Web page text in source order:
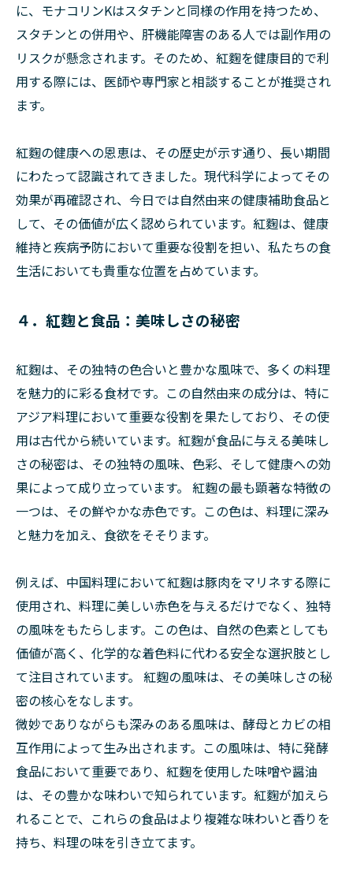
に、モナコリンKはスタチンと同様の作用を持つため、
スタチンとの併用や、肝機能障害のある人では副作用の
リスクが懸念されます。そのため、紅麴を健康目的で利
用する際には、医師や専門家と相談することが推奨され
ます。
紅麴の健康への恩恵は、その歴史が示す通り、長い期間
にわたって認識されてきました。現代科学によってその
効果が再確認され、今日では自然由来の健康補助食品と
して、その価値が広く認められています。紅麴は、健康
維持と疾病予防において重要な役割を担い、私たちの食
生活においても貴重な位置を占めています。
４．紅麴と食品：美味しさの秘密
紅麴は、その独特の色合いと豊かな風味で、多くの料理
を魅力的に彩る食材です。この自然由来の成分は、特に
アジア料理において重要な役割を果たしており、その使
用は古代から続いています。紅麴が食品に与える美味し
さの秘密は、その独特の風味、色彩、そして健康への効
果によって成り立っています。 紅麴の最も顕著な特徴の
一つは、その鮮やかな赤色です。この色は、料理に深み
と魅力を加え、食欲をそそります。
例えば、中国料理において紅麴は豚肉をマリネする際に
使用され、料理に美しい赤色を与えるだけでなく、独特
の風味をもたらします。この色は、自然の色素としても
価値が高く、化学的な着色料に代わる安全な選択肢とし
て注目されています。 紅麴の風味は、その美味しさの秘
密の核心をなします。
微妙でありながらも深みのある風味は、酵母とカビの相
互作用によって生み出されます。この風味は、特に発酵
食品において重要であり、紅麴を使用した味噌や醤油
は、その豊かな味わいで知られています。紅麴が加えら
れることで、これらの食品はより複雑な味わいと香りを
持ち、料理の味を引き立てます。